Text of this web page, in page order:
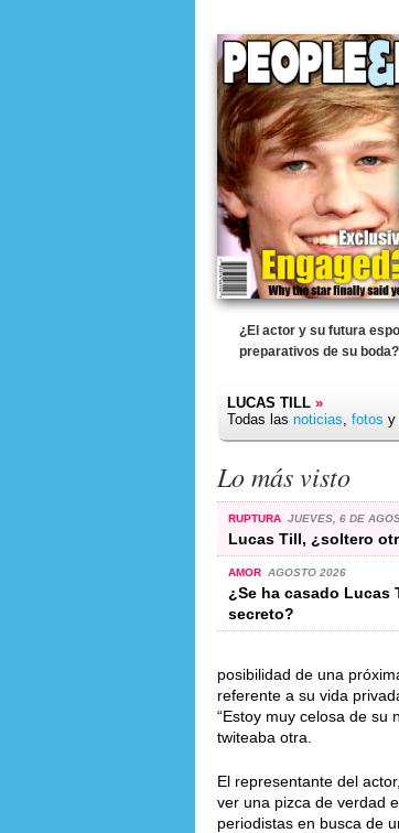
¿El actor y su futura
preparativos de su boda?
LUCAS TILL »
Todas las noticias, fotos y
Lo más visto
RUPTURA JUEVES, 6 DE
Lucas Till, ¿soltero
AMOR AGOSTO 2026
¿Se ha casado Lucas
secreto?
posibilidad de una
referente a su vida
“Estoy muy celosa de su
twiteaba otra.
El representante del
ver una pizca de verdad
periodistas en busca de